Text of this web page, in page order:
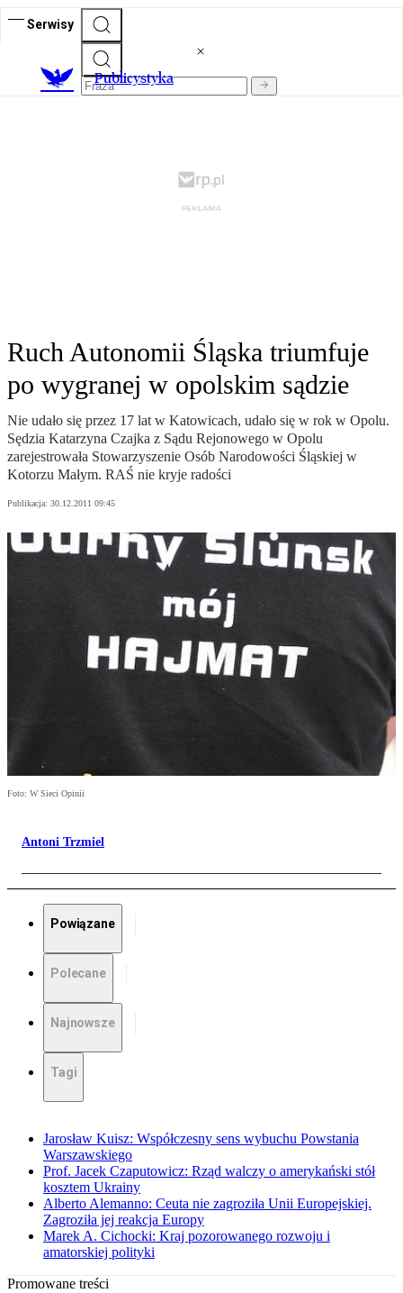
Serwisy
Publicystyka
Ruch Autonomii Śląska triumfuje
po wygranej w opolskim sądzie
Nie udało się przez 17 lat w Katowicach, udało się w rok w Opolu.
Sędzia Katarzyna Czajka z Sądu Rejonowego w Opolu
zarejestrowała Stowarzyszenie Osób Narodowości Śląskiej w
Kotorzu Małym. RAŚ nie kryje radości
Publikacja: 30.12.2011 09:45
Foto: W Sieci Opinii
Antoni Trzmiel
Powiązane
Polecane
Najnowsze
Tagi
Jarosław Kuisz: Współczesny sens wybuchu Powstania
Warszawskiego
Prof. Jacek Czaputowicz: Rząd walczy o amerykański stół
kosztem Ukrainy
Alberto Alemanno: Ceuta nie zagroziła Unii Europejskiej.
Zagroziła jej reakcja Europy
Marek A. Cichocki: Kraj pozorowanego rozwoju i
amatorskiej polityki
Promowane treści